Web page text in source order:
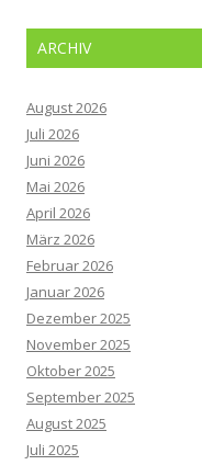
ARCHIV
August 2026
Juli 2026
Juni 2026
Mai 2026
April 2026
März 2026
Februar 2026
Januar 2026
Dezember 2025
November 2025
Oktober 2025
September 2025
August 2025
Juli 2025